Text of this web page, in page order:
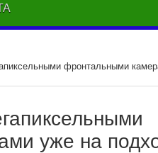
фронтальными
уже на